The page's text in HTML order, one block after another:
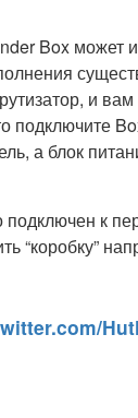
Box может
и вам
подключите
а блок
к
“коробку”